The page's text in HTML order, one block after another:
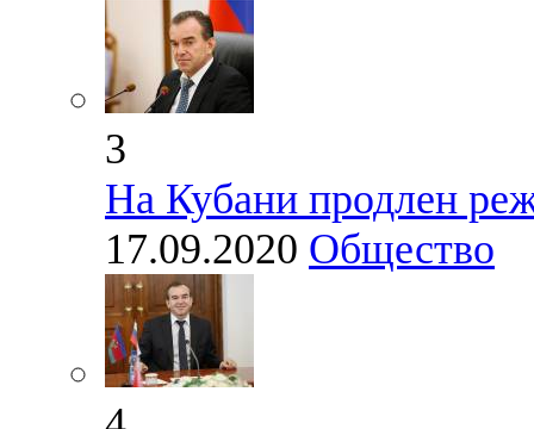
3
На Кубани продлен
17.09.2020 Общество